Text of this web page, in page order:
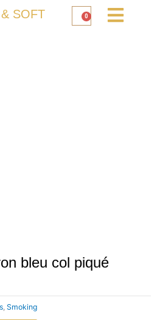
SOFT 0
Panier
bleu col piqué
Smoking